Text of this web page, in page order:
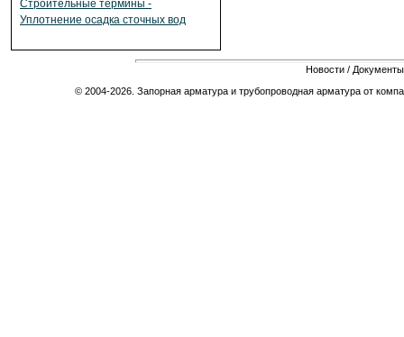
Строительные термины -
Уплотнение осадка сточных вод
Новости / Документы
© 2004-2026. Запорная арматура и трубопроводная арматура от